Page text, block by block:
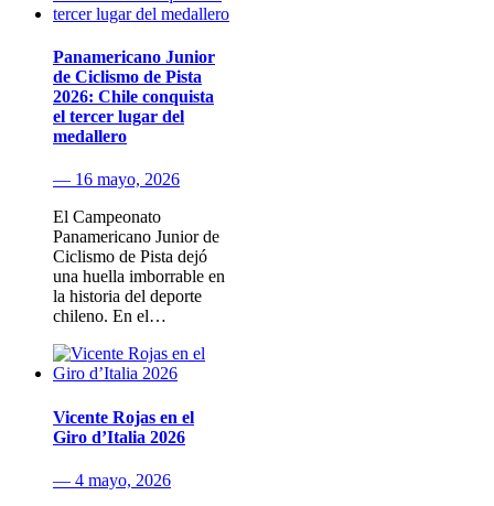
Panamericano Junior
de Ciclismo de Pista
2026: Chile conquista
el tercer lugar del
medallero
— 16 mayo, 2026
El Campeonato
Panamericano Junior de
Ciclismo de Pista dejó
una huella imborrable en
la historia del deporte
chileno. En el…
Vicente Rojas en el
Giro d’Italia 2026
— 4 mayo, 2026